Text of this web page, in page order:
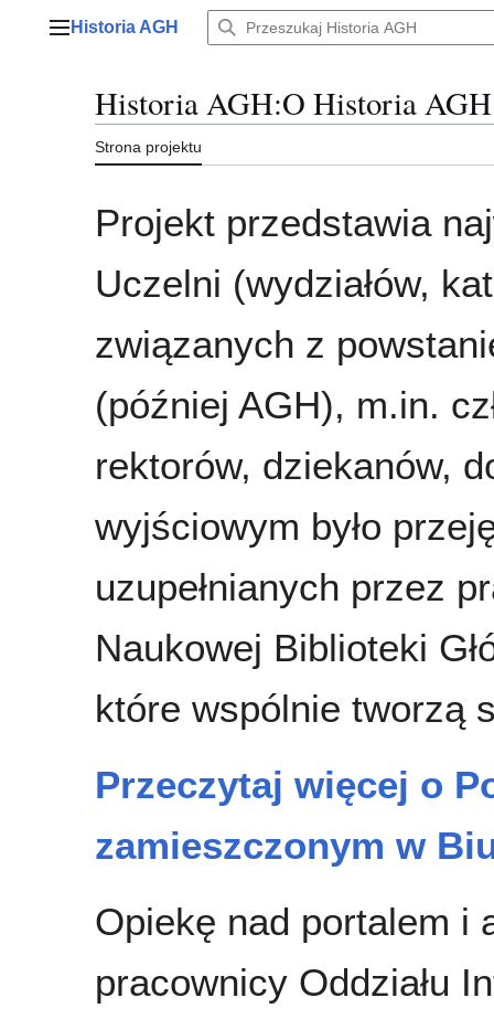
Menu główne
Historia AGH
Historia AGH:O Historia AGH
Strona projektu
Projekt przedstawia
Uczelni (wydziałów,
związanych z
(później AGH), m.in.
rektorów, dziekanów,
wyjściowym było
uzupełnianych przez
Naukowej Biblioteki
które wspólnie tworzą
Przeczytaj więcej o
zamieszczonym w
Opiekę nad portalem i
pracownicy Oddziału